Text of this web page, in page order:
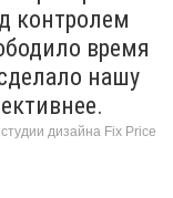
контролем
время
нашу
дизайна Fix Price